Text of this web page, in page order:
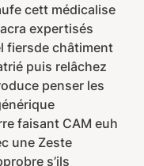
cett médicalise
expertisés
fiersde châtiment
puis relâchez
penser les
faisant CAM euh
une Zeste
s’ils